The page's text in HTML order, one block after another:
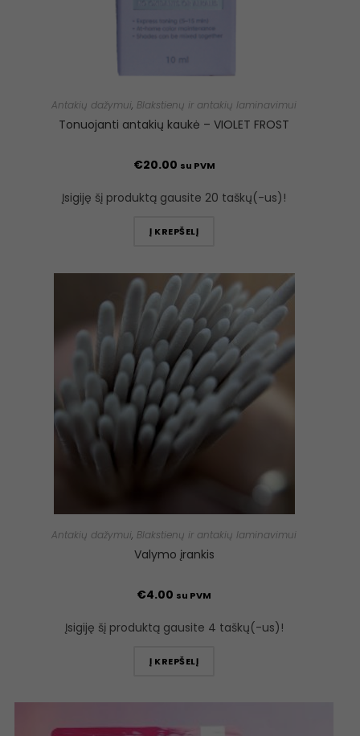
Antakių dažymui, Blakstienų ir antakių laminavimui
Tonuojanti antakių kaukė – VIOLET FROST
€20.00 su PVM
Įsigiję šį produktą gausite 20 taškų(-us)!
Į KREPŠELĮ
Antakių dažymui, Blakstienų ir antakių laminavimui
Valymo įrankis
€4.00 su PVM
Įsigiję šį produktą gausite 4 taškų(-us)!
Į KREPŠELĮ